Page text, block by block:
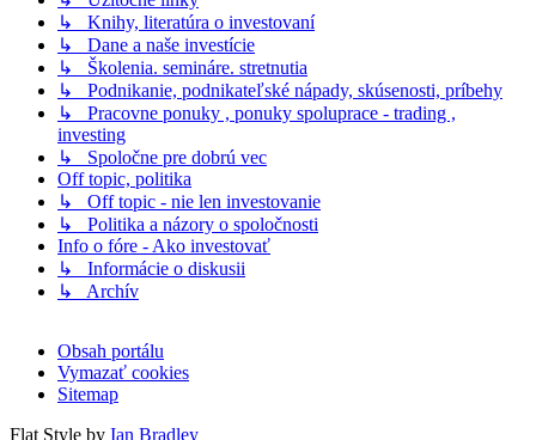
↳ Knihy, literatúra o investovaní
↳ Dane a naše investície
↳ Školenia. semináre. stretnutia
↳ Podnikanie, podnikateľské nápady, skúsenosti, príbehy
↳ Pracovne ponuky , ponuky spoluprace - trading ,
investing
↳ Spoločne pre dobrú vec
Off topic, politika
↳ Off topic - nie len investovanie
↳ Politika a názory o spoločnosti
Info o fóre - Ako investovať
↳ Informácie o diskusii
↳ Archív
Obsah portálu
Vymazať cookies
Sitemap
Flat Style by Ian Bradley